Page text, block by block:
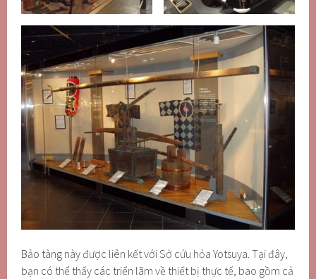
Bảo tàng này được liên kết với Sở cứu hỏa Yotsuya. Tại đây,
bạn có thể thấy các triển lãm về thiết bị thực tế, bao gồm cả